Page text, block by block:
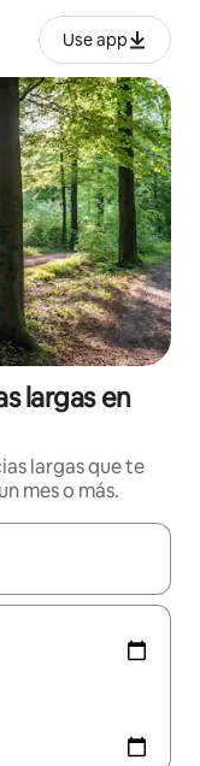
Use app
largas en
largas que te
mes o más.
podrás navegar